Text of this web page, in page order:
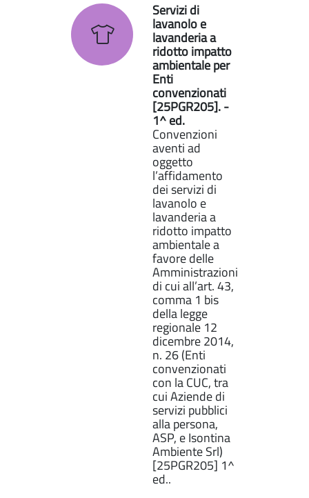
Servizi di
lavanolo e
lavanderia a
ridotto impatto
ambientale per
Enti
convenzionati
[25PGR205]. -
1^ ed.
Convenzioni
aventi ad
oggetto
l’affidamento
dei servizi di
lavanolo e
lavanderia a
ridotto impatto
ambientale a
favore delle
Amministrazioni
di cui all’art. 43,
comma 1 bis
della legge
regionale 12
dicembre 2014,
n. 26 (Enti
convenzionati
con la CUC, tra
cui Aziende di
servizi pubblici
alla persona,
ASP, e Isontina
Ambiente Srl)
[25PGR205] 1^
ed..